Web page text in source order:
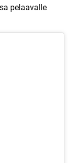
pelaavalle